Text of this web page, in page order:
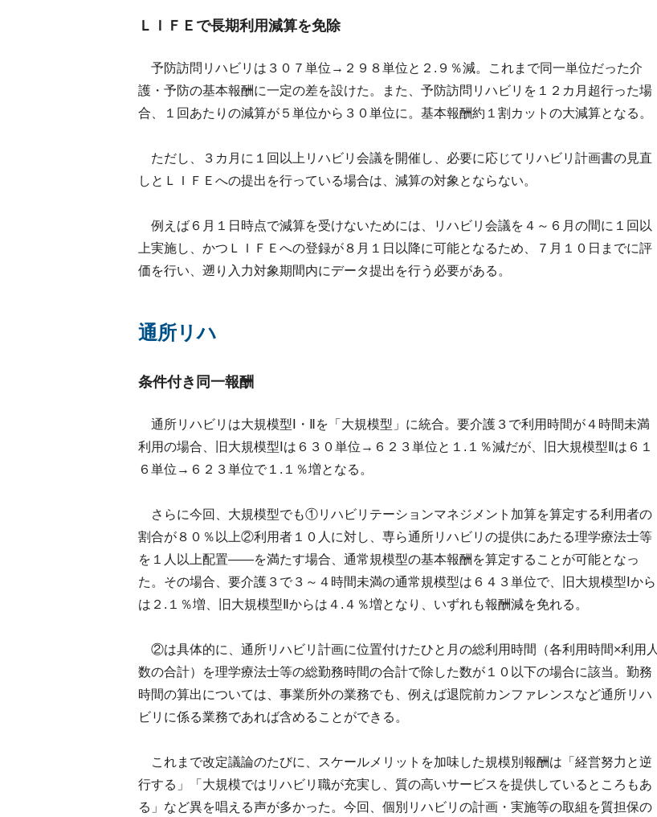
ＬＩＦＥで長期利用減算を免除
予防訪問リハビリは３０７単位→２９８単位と２.９％減。これまで同一単位だった介
護・予防の基本報酬に一定の差を設けた。また、予防訪問リハビリを１２カ月超行った場
合、１回あたりの減算が５単位から３０単位に。基本報酬約１割カットの大減算となる。
ただし、３カ月に１回以上リハビリ会議を開催し、必要に応じてリハビリ計画書の見直
しとＬＩＦＥへの提出を行っている場合は、減算の対象とならない。
例えば６月１日時点で減算を受けないためには、リハビリ会議を４～６月の間に１回以
上実施し、かつＬＩＦＥへの登録が８月１日以降に可能となるため、７月１０日までに評
価を行い、遡り入力対象期間内にデータ提出を行う必要がある。
通所リハ
条件付き同一報酬
通所リハビリは大規模型Ⅰ・Ⅱを「大規模型」に統合。要介護３で利用時間が４時間未満
利用の場合、旧大規模型Ⅰは６３０単位→６２３単位と１.１％減だが、旧大規模型Ⅱは６１
６単位→６２３単位で１.１％増となる。
さらに今回、大規模型でも①リハビリテーションマネジメント加算を算定する利用者の
割合が８０％以上②利用者１０人に対し、専ら通所リハビリの提供にあたる理学療法士等
を１人以上配置――を満たす場合、通常規模型の基本報酬を算定することが可能となっ
た。その場合、要介護３で３～４時間未満の通常規模型は６４３単位で、旧大規模型Ⅰから
は２.１％増、旧大規模型Ⅱからは４.４％増となり、いずれも報酬減を免れる。
②は具体的に、通所リハビリ計画に位置付けたひと月の総利用時間（各利用時間×利用人
数の合計）を理学療法士等の総勤務時間の合計で除した数が１０以下の場合に該当。勤務
時間の算出については、事業所外の業務でも、例えば退院前カンファレンスなど通所リハ
ビリに係る業務であれば含めることができる。
これまで改定議論のたびに、スケールメリットを加味した規模別報酬は「経営努力と逆
行する」「大規模ではリハビリ職が充実し、質の高いサービスを提供しているところもあ
る」など異を唱える声が多かった。今回、個別リハビリの計画・実施等の取組を質担保の